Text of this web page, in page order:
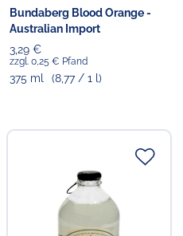
Bundaberg Blood Orange -
Australian Import
3,29 €
zzgl. 0,25 € Pfand
375 ml (8,77 / 1 l)